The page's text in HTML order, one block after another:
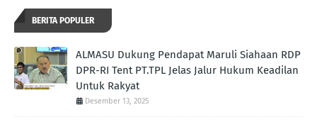
BERITA POPULER
ALMASU Dukung Pendapat Maruli Siahaan RDP
DPR-RI Tent PT.TPL Jelas Jalur Hukum Keadilan
Untuk Rakyat
Desember 13, 2025